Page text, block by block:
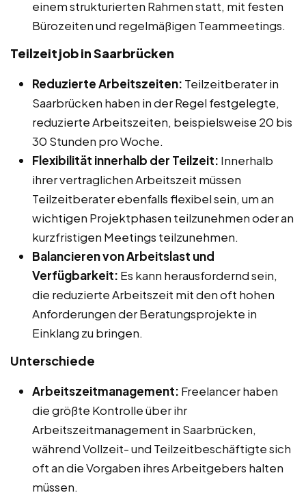
einem strukturierten Rahmen statt, mit festen
Bürozeiten und regelmäßigen Teammeetings.
Teilzeitjob in Saarbrücken
Reduzierte Arbeitszeiten: Teilzeitberater in
Saarbrücken haben in der Regel festgelegte,
reduzierte Arbeitszeiten, beispielsweise 20 bis
30 Stunden pro Woche.
Flexibilität innerhalb der Teilzeit: Innerhalb
ihrer vertraglichen Arbeitszeit müssen
Teilzeitberater ebenfalls flexibel sein, um an
wichtigen Projektphasen teilzunehmen oder an
kurzfristigen Meetings teilzunehmen.
Balancieren von Arbeitslast und
Verfügbarkeit: Es kann herausfordernd sein,
die reduzierte Arbeitszeit mit den oft hohen
Anforderungen der Beratungsprojekte in
Einklang zu bringen.
Unterschiede
Arbeitszeitmanagement: Freelancer haben
die größte Kontrolle über ihr
Arbeitszeitmanagement in Saarbrücken,
während Vollzeit- und Teilzeitbeschäftigte sich
oft an die Vorgaben ihres Arbeitgebers halten
müssen.